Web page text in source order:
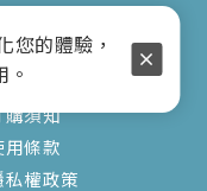
務
購須知
用條款
私權政策
的體驗，